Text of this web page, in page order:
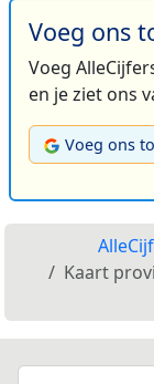
Voeg ons
Voeg
en je ziet ons
Voeg ons
Kaart